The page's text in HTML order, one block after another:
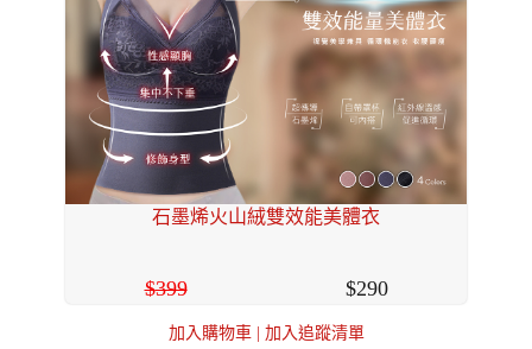
石墨烯火山絨雙效能美體衣
399 290
加入購物車 | 加入追蹤清單